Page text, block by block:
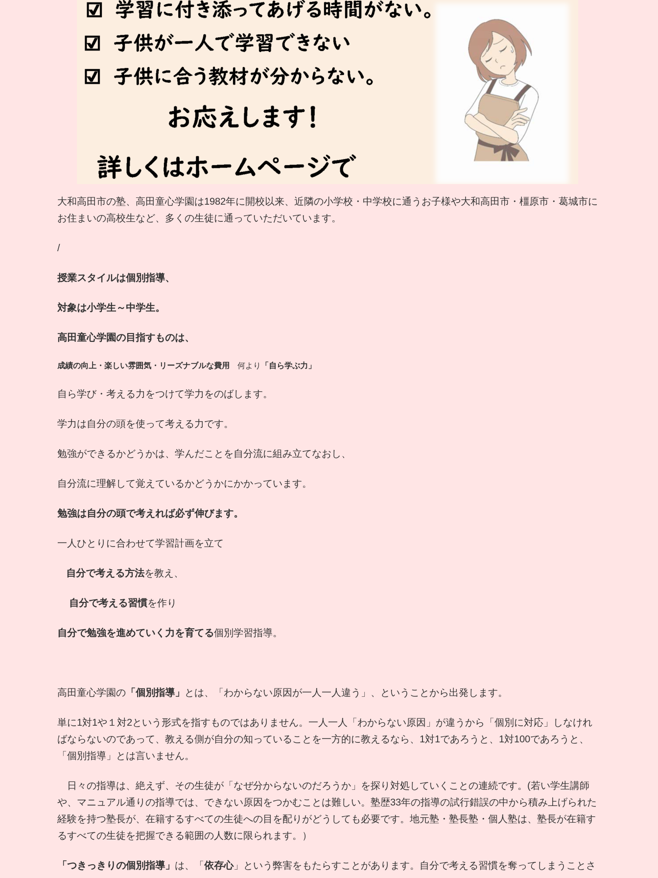
大和高田市の塾、高田童心学園は1982年に開校以来、近隣の小学校・中学校に通うお子様や大和高田市・橿原市・葛城市に
お住まいの高校生など、多くの生徒に通っていただいています。
/
授業スタイルは個別指導、
対象は小学生～中学生。
高田童心学園の目指すものは、
成績の向上・楽しい雰囲気・リーズナブルな費用 何より 「自ら学ぶ力」
自ら学び・考える力をつけて学力をのばします。
学力は自分の頭を使って考える力です。
勉強ができるかどうかは、学んだことを自分流に組み立てなおし、
自分流に理解して覚えているかどうかにかかっています。
勉強は自分の頭で考えれば必ず伸びます。
一人ひとりに合わせて学習計画を立て
自分で考える方法を教え、
自分で考える習慣を作り
自分で勉強を進めていく力を育てる個別学習指導。
高田童心学園の 「個別指導」 とは、「わからない原因が一人一人違う」、ということから出発します。
単に1対1や１対2という形式を指すものではありません。一人一人「わからない原因」が違うから「個別に対応」しなけれ
ばならないのであって、教える側が自分の知っていることを一方的に教えるなら、1対1であろうと、1対100であろうと、
「個別指導」とは言いません。
日々の指導は、絶えず、その生徒が「なぜ分からないのだろうか」を探り対処していくことの連続です。(若い学生講師
や、マニュアル通りの指導では、できない原因をつかむことは難しい。塾歴33年の指導の試行錯誤の中から積み上げられた
経験を持つ塾長が、在籍するすべての生徒への目を配りがどうしても必要です。地元塾・塾長塾・個人塾は、塾長が在籍す
るすべての生徒を把握できる範囲の人数に限られます。）
「つきっきりの個別指導」 は、「 依存心」という弊害をもたらすことがあります。自分で考える習慣を奪ってしまうことさ